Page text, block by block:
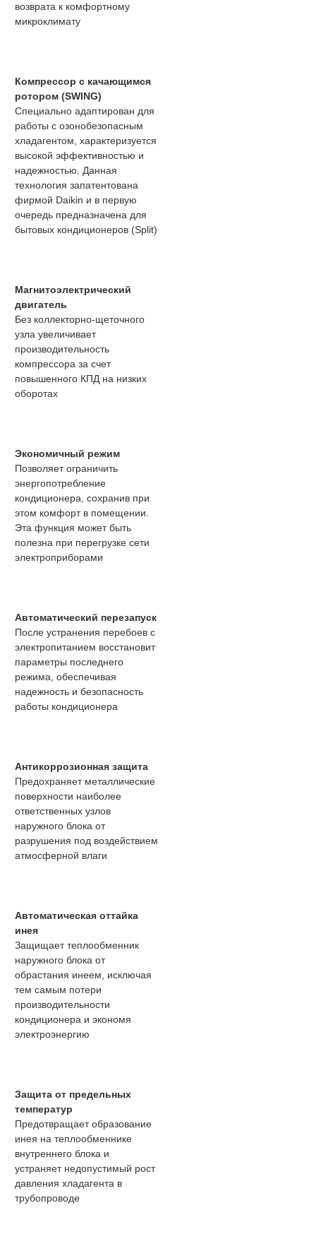
возврата к комфортному
микроклимату
Компрессор с качающимся
ротором (SWING)
Специально адаптирован для
работы с озонобезопасным
хладагентом, характеризуется
высокой эффективностью и
надежностью. Данная
технология запатентована
фирмой Daikin и в первую
очередь предназначена для
бытовых кондиционеров (Split)
Магнитоэлектрический
двигатель
Без коллекторно-щеточного
узла увеличивает
производительность
компрессора за счет
повышенного КПД на низких
оборотах
Экономичный режим
Позволяет ограничить
энергопотребление
кондиционера, сохранив при
этом комфорт в помещении.
Эта функция может быть
полезна при перегрузке сети
электроприборами
Автоматический перезапуск
После устранения перебоев с
электропитанием восстановит
параметры последнего
режима, обеспечивая
надежность и безопасность
работы кондиционера
Антикоррозионная защита
Предохраняет металлические
поверхности наиболее
ответственных узлов
наружного блока от
разрушения под воздействием
атмосферной влаги
Автоматическая оттайка
инея
Защищает теплообменник
наружного блока от
обрастания инеем, исключая
тем самым потери
производительности
кондиционера и экономя
электроэнергию
Защита от предельных
температур
Предотвращает образование
инея на теплообменнике
внутреннего блока и
устраняет недопустимый рост
давления хладагента в
трубопроводе